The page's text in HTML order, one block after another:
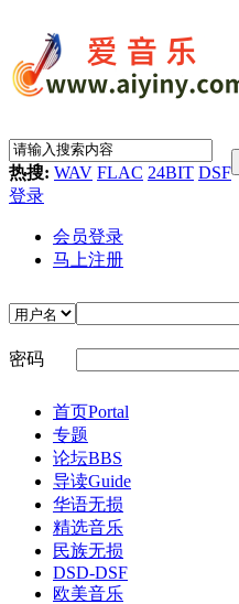
热搜: WAV FLAC 24BIT DSF
登录
会员登录
马上注册
密码
首页Portal
专题
论坛BBS
导读Guide
华语无损
精选音乐
民族无损
DSD-DSF
欧美音乐